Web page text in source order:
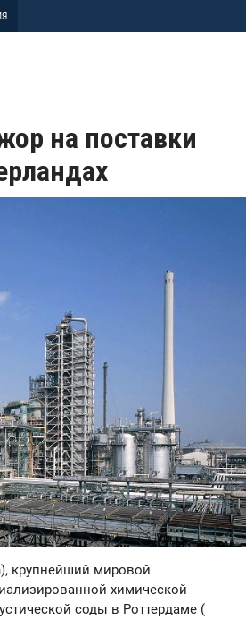
на поставки
крупнейший мировой
химической
соды в Роттердаме (